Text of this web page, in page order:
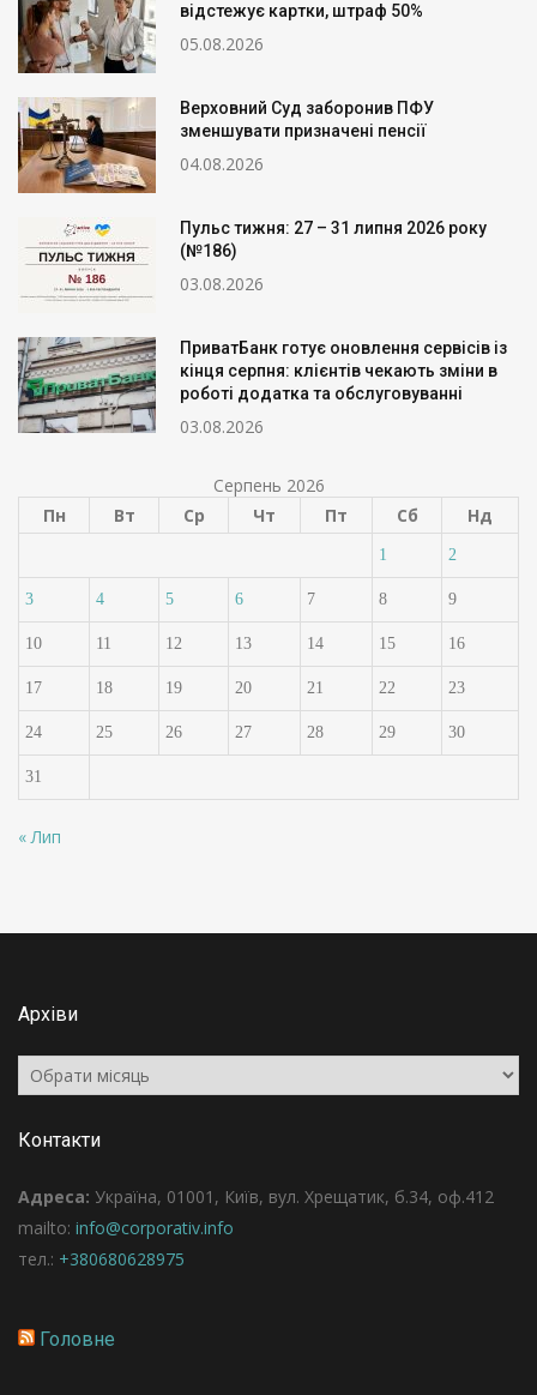
відстежує картки, штраф 50%
05.08.2026
Верховний Суд заборонив ПФУ
зменшувати призначені пенсії
04.08.2026
Пульс тижня: 27 – 31 липня 2026 року
(№186)
03.08.2026
ПриватБанк готує оновлення сервісів із
кінця серпня: клієнтів чекають зміни в
роботі додатка та обслуговуванні
03.08.2026
Серпень 2026
Пн
Вт Ср Чт Пт Сб Нд
1 2
3 4 5 6 7 8 9
10 11 12 13 14 15 16
17 18 19 20 21 22 23
24 25 26 27 28 29 30
31
« Лип
Архіви
Архіви
Контакти
Адреса: Україна, 01001, Київ, вул. Хрещатик, б.34, оф.412
mailto: info@corporativ.info
тел.: +380680628975
Головне